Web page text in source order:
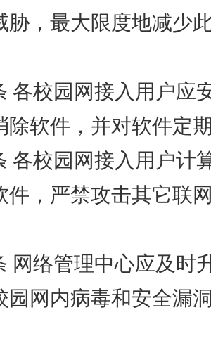
胁，最大限度地减少
各校园网接入用户应
除软件，并对软件定
各校园网接入用户计
件，严禁攻击其它联
网络管理中心应及时
园网内病毒和安全漏